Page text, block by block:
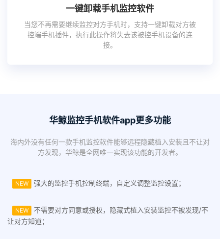
一键卸载手机监控软件
当您不再需要继续监控对方手机时，支持一键卸载对方被
控端手机插件，执行此操作将失去该被控手机设备的连
接。
华鲸监控手机软件app更多功能
海内外没有任何一款手机监控软件能够远程隐藏植入安装且不让对
方发现，华鲸是全网唯一实现该功能的开发者。
NEW 强大的监控手机控制终端，自定义调整监控设置；
NEW
不需要对方同意或授权，隐藏式植入安装监控不被发现/不
让对方知道；